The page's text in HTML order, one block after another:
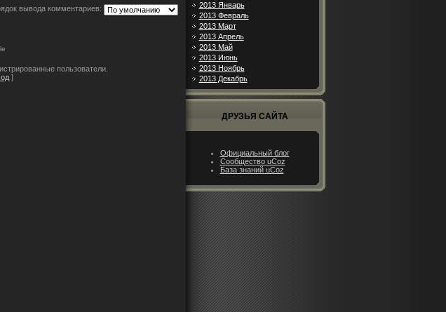
вывода комментариев:
пользователи.
]
2013 Январь
2013 Февраль
2013 Март
2013 Апрель
2013 Май
2013 Июнь
2013 Ноябрь
2013 Декабрь
ДРУЗЬЯ САЙТА
Официальный блог
Сообщество uCoz
База знаний uCoz